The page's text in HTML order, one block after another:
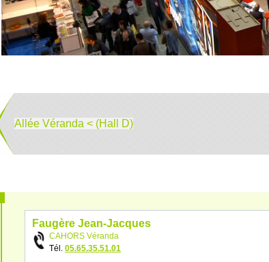
Allée Véranda < (Hall D)
Faugère Jean-Jacques
CAHORS Véranda
Tél. 05.65.35.51.01